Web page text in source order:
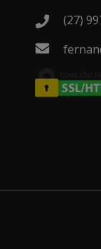
(27)